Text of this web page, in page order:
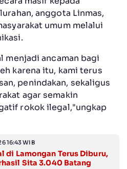
anggota Linmas,
umum melalui
menjadi ancaman bagi
karena itu, kami terus
penindakan, sekaligus
agar semakin
rokok ilegal,"ungkap
16:43 WIB
di Lamongan Terus Diburu,
Sita 3.040 Batang